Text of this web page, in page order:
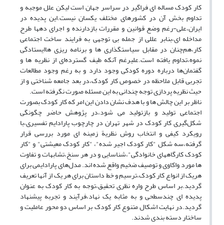
کار کودک مساله ای فراگیر در سراسر جهان است لیکن علل موجبه و
تداوم بخش آن در کشورهای مختلف یکسان نیست.این پدیده در
ایران،علی-رغم وضع قوانین و مقررات بازدارنده و اجرای دهها طرح
مداخله ای،بنابر عللی از جمله بی توجهی به فرایند ساخت اجتماعی
کار،هم‌چنان در مقابل سیاستگذاری ها و برنامه ریزی هاایستادگی
نموه،تداوم یافته است.علیرغم آنکه طیف گسترده‌ای از نظریه ‌ها و
گفتمان‌ها درباره دوره کودکی وجود دارد و به رغم وجود مطالعات
تجربی قابل ملاحظه در خصوص کار کودک،در بعد جامعه شناختی و از
حیث نظریه پردازی توجه چندانی به این مسئله صورت نگرفته است.
ناظر بر این چالش ها و با هدف نشان دادن این امر که کار کودک بصورت
اجتماعی تولید و بازتولید می شود،در پژوهش حاضر چگونگی
شکل‌گیری کار کودک در شهر تهران در چارچوب پارادایم تفسیری،با
رویکرد کیفی و انتخاب روش نظریة زمینه ای مورد بررسی قرار
گرفته،سه شکل "کار کودک اجیر شده"، "کار کودک معیشتی" و "کار
کودک کارگاههای خانوادگی"،شناسایی و در هر سنخ،تشابهات و تفاوت
ها مورد واکاوی و توصیف ضخیم واقع شده اند. مدل‌های پارادایمی برای
هریک از انواع کار کودک،ترسیم و خط داستان برای هر یک از آنها تعریف
گردید.بر اساس طرح واره نظری تحقیق،توجه به کار کودک به عنوان
پدیده ای چندسطحی و به مثابه یک نهاد،فرآیند و تجربه پیشنهاد
گردید.در نهایت اشکال متنوع کار کودک بر اساس دو محور عاملیت و
ساختار دسته بندی شدند.